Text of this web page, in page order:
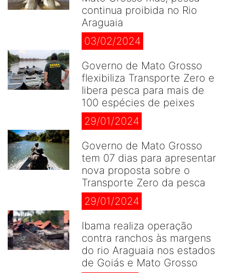
continua proibida no Rio
Araguaia
03/02/2024
Governo de Mato Grosso
flexibiliza Transporte Zero e
libera pesca para mais de
100 espécies de peixes
29/01/2024
Governo de Mato Grosso
tem 07 dias para apresentar
nova proposta sobre o
Transporte Zero da pesca
29/01/2024
Ibama realiza operação
contra ranchos às margens
do rio Araguaia nos estados
de Goiás e Mato Grosso